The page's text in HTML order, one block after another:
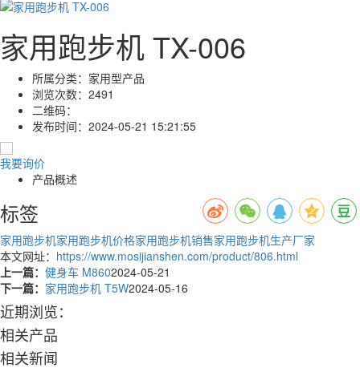
家用跑步机 TX-006
所属分类： 家用型产品
浏览次数： 2491
二维码：
发布时间： 2024-05-21 15:21:55
我要询价
产品概述
标签
家用跑步机家用跑步机价格家用跑步机销售家用跑步机生产厂家
本文网址： https://www.mosijianshen.com/product/806.html
上一篇： 健身车 M8602024-05-21
下一篇： 家用跑步机 T5W2024-05-16
近期浏览：
相关产品
相关新闻